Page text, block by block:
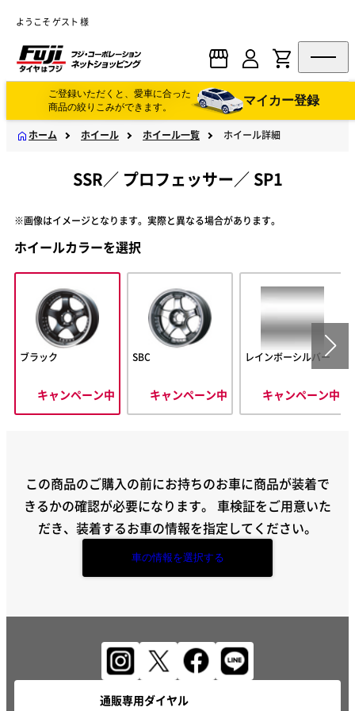
ようこそ ゲスト 様
ご登録いただくと、愛車に合った
商品の絞りこみができます。
マイカー登録
ホーム ホイール ホイール一覧 ホイール詳細
SSR／ プロフェッサー／ SP1
※画像はイメージとなります。実際と異なる場合があります。
ホイールカラーを選択
ブラック
キャンペーン中
SBC
キャンペーン中
レインボーシルバー
キャンペーン中
この商品のご購入の前にお持ちのお車に商品が装着で
きるかの確認が必要になります。 車検証をご用意いた
だき、装着するお車の情報を指定してください。
車の情報を選択する
通販専用ダイヤル